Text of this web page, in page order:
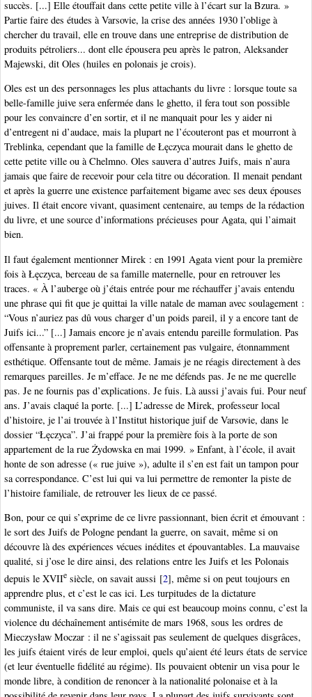
succès. [...] Elle étouffait dans cette petite ville à l’écart sur la Bzura. »
Partie faire des études à Varsovie, la crise des années 1930 l’oblige à
chercher du travail, elle en trouve dans une entreprise de distribution de
produits pétroliers... dont elle épousera peu après le patron, Aleksander
Majewski, dit Oles (huiles en polonais je crois).
Oles est un des personnages les plus attachants du livre : lorsque toute sa
belle-famille juive sera enfermée dans le ghetto, il fera tout son possible
pour les convaincre d’en sortir, et il ne manquait pour les y aider ni
d’entregent ni d’audace, mais la plupart ne l’écouteront pas et mourront à
Treblinka, cependant que la famille de Łęczyca mourait dans le ghetto de
cette petite ville ou à Chelmno. Oles sauvera d’autres Juifs, mais n’aura
jamais que faire de recevoir pour cela titre ou décoration. Il menait pendant
et après la guerre une existence parfaitement bigame avec ses deux épouses
juives. Il était encore vivant, quasiment centenaire, au temps de la rédaction
du livre, et une source d’informations précieuses pour Agata, qui l’aimait
bien.
Il faut également mentionner Mirek : en 1991 Agata vient pour la première
fois à Łęczyca, berceau de sa famille maternelle, pour en retrouver les
traces. « À l’auberge où j’étais entrée pour me réchauffer j’avais entendu
une phrase qui fit que je quittai la ville natale de maman avec soulagement :
“Vous n’auriez pas dû vous charger d’un poids pareil, il y a encore tant de
Juifs ici...” [...] Jamais encore je n’avais entendu pareille formulation. Pas
offensante à proprement parler, certainement pas vulgaire, étonnamment
esthétique. Offensante tout de même. Jamais je ne réagis directement à des
remarques pareilles. Je m’efface. Je ne me défends pas. Je ne me querelle
pas. Je ne fournis pas d’explications. Je fuis. Là aussi j’avais fui. Pour neuf
ans. J’avais claqué la porte. [...] L’adresse de Mirek, professeur local
d’histoire, je l’ai trouvée à l’Institut historique juif de Varsovie, dans le
dossier “Łęczyca”. J’ai frappé pour la première fois à la porte de son
appartement de la rue Żydowska en mai 1999. » Enfant, à l’école, il avait
honte de son adresse (« rue juive »), adulte il s’en est fait un tampon pour
sa correspondance. C’est lui qui va lui permettre de remonter la piste de
l’histoire familiale, de retrouver les lieux de ce passé.
Bon, pour ce qui s’exprime de ce livre passionnant, bien écrit et émouvant :
le sort des Juifs de Pologne pendant la guerre, on savait, même si on
découvre là des expériences vécues inédites et épouvantables. La mauvaise
qualité, si j’ose le dire ainsi, des relations entre les Juifs et les Polonais
depuis le XVIIe siècle, on savait aussi [2], même si on peut toujours en
apprendre plus, et c’est le cas ici. Les turpitudes de la dictature
communiste, il va sans dire. Mais ce qui est beaucoup moins connu, c’est la
violence du déchaînement antisémite de mars 1968, sous les ordres de
Mieczysław Moczar : il ne s’agissait pas seulement de quelques disgrâces,
les juifs étaient virés de leur emploi, quels qu’aient été leurs états de service
(et leur éventuelle fidélité au régime). Ils pouvaient obtenir un visa pour le
monde libre, à condition de renoncer à la nationalité polonaise et à la